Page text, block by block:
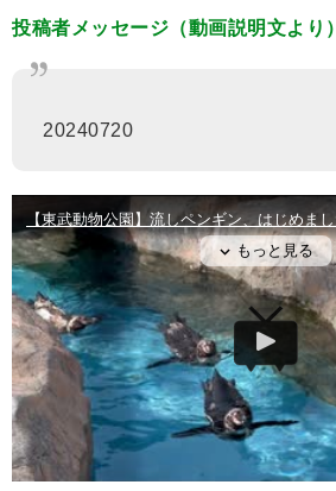
投稿者メッセージ（動画説明文より）
20240720